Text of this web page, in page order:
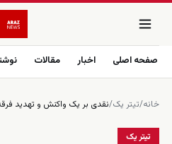
صفحه اصلی اخبار مقالات
خانه/تیتر یک/نقدی بر یک واکنش و‌ تهدید
تیتر یک